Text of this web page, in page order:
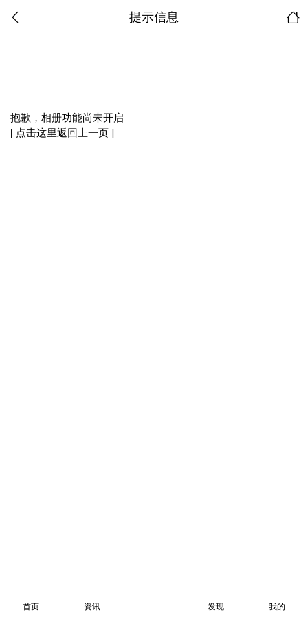
提示信息
抱歉，相册功能尚未开启
[ 点击这里返回上一页 ]
首页 资讯 发现 我的